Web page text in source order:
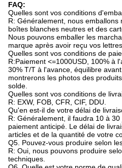
FAQ:
Quelles sont vos conditions
R: Généralement, nous
boîtes blanches neutres et des
Nous pouvons emballer les
marque après avoir reçu vos
Quelles sont vos conditions de
R:Paiement <=1000USD, 100% à
30% T/T à l'avance, équilibre
montrerons les photos des
solde.
Quelles sont vos conditions de
R: EXW, FOB, CFR, CIF, DDU.
Qu'en est-il de votre délai de
R: Généralement, il faudra 10 à
paiement anticipé. Le délai de
articles et de la quantité de votre
Q5. Pouvez-vous produire selon
R: Oui, nous pouvons produire
techniques.